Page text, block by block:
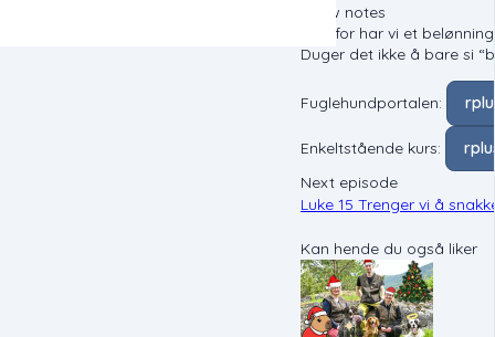
Show notes
Hvorfor har vi et
Duger det ikke å bare si
Fuglehundportalen:
Enkeltstående kurs:
Next episode
Luke 15 Trenger vi å
Kan hende du også liker